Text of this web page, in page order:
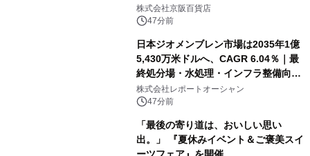
株式会社京阪百貨店
47分前
日本ジオメンブレン市場は2035年1億
5,430万米ドルへ、CAGR 6.04％｜最
終処分場・水処理・インフラ整備向け
需要拡大
株式会社レポートオーシャン
47分前
「最後の寄り道は、おいしい思い
出。」 『夏休みイベント＆ご褒美スイ